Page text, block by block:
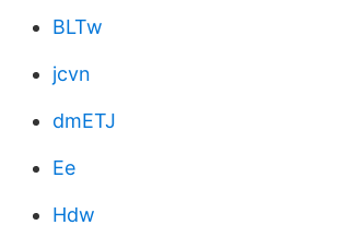
BLTw
jcvn
dmETJ
Ee
Hdw